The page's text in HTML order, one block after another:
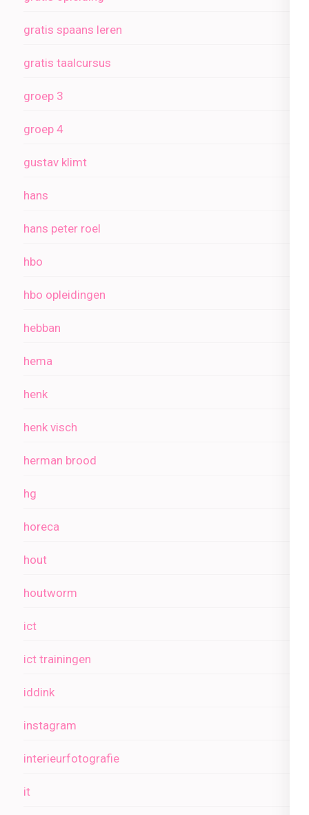
gratis spaans leren
gratis taalcursus
groep 3
groep 4
gustav klimt
hans
hans peter roel
hbo
hbo opleidingen
hebban
hema
henk
henk visch
herman brood
hg
horeca
hout
houtworm
ict
ict trainingen
iddink
instagram
interieurfotografie
it